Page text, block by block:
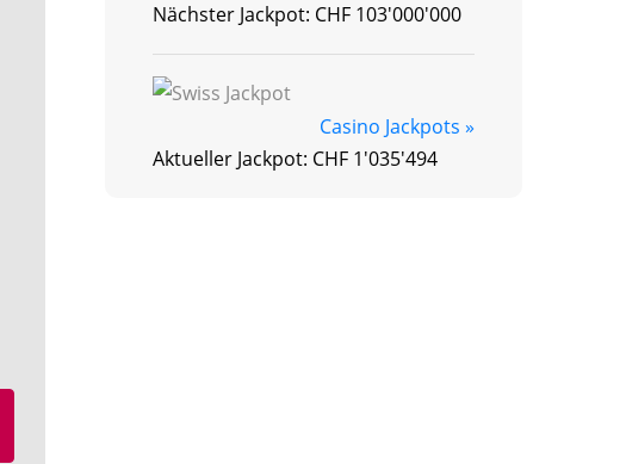
Nächster Jackpot: CHF 103'000'000
Casino Jackpots »
Aktueller Jackpot: CHF 1'035'494